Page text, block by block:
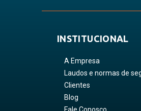
INSTITUCIONAL
A Empresa
Laudos e normas de
Clientes
Blog
Fale Conosco